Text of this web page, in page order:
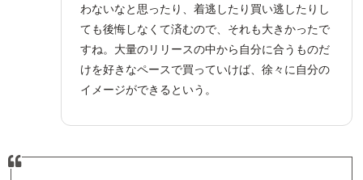
わないなと思ったり、着逃したり買い逃したりし
ても後悔しなくて済むので、それも大きかったで
すね。大量のリリースの中から自分に合うものだ
けを好きなペースで買っていけば、徐々に自分の
イメージができるという。